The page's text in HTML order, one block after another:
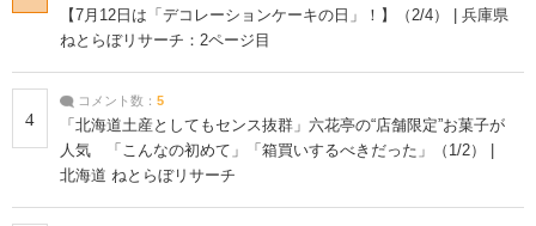
【7月12日は「デコレーションケーキの日」！】（2/4） | 兵庫県
ねとらぼリサーチ：2ページ目
4
コメント数： 5
「北海道土産としてもセンス抜群」六花亭の“店舗限定”お菓子が
人気 「こんなの初めて」「箱買いするべきだった」（1/2） |
北海道 ねとらぼリサーチ